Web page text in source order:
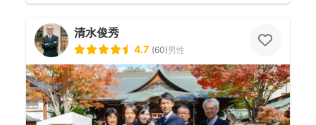
清水俊秀
4.7 (60)男性